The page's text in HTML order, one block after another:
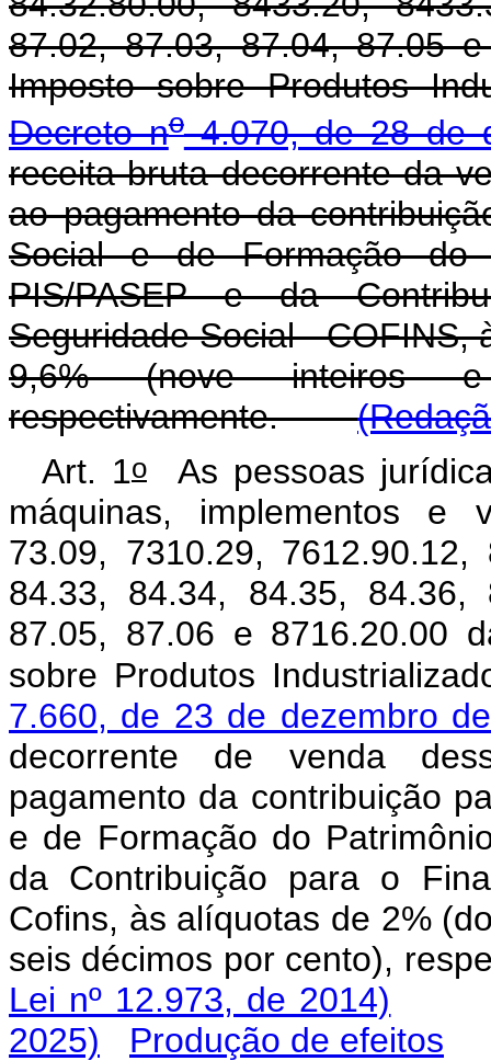
87.02, 87.03, 87.04, 87.05
Imposto sobre Produtos
Decreto no4.070, de 28 de
receita bruta decorrente da
ao pagamento da
Social e de Formação do
PIS/PASEP e da
Seguridade Social - COFINS,
9,6% (nove inteiros
respectivamente.
Art. 1o As pessoas
máquinas, implementos e
73.09, 7310.29,
84.33, 84.34, 84.35,
87.05, 87.06 e 8716.20.00
sobre Produtos
7.660, de 23 de dezembro
decorrente de venda
pagamento da contribuição
e de Formação do
da Contribuição para o
Cofins, às alíquotas de 2%
seis décimos por cento),
Lei nº 12.973, de 2014)
2025)
Produção de efeitos